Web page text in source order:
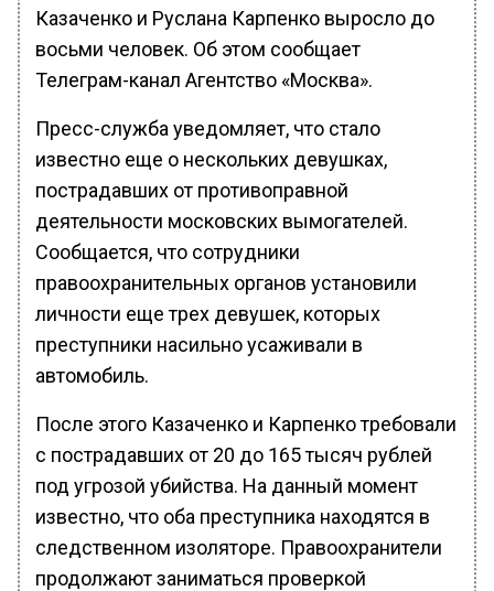
Казаченко и Руслана Карпенко выросло до
восьми человек. Об этом сообщает
Телеграм-канал Агентство «Москва».
Пресс-служба уведомляет, что стало
известно еще о нескольких девушках,
пострадавших от противоправной
деятельности московских вымогателей.
Сообщается, что сотрудники
правоохранительных органов установили
личности еще трех девушек, которых
преступники насильно усаживали в
автомобиль.
После этого Казаченко и Карпенко требовали
с пострадавших от 20 до 165 тысяч рублей
под угрозой убийства. На данный момент
известно, что оба преступника находятся в
следственном изоляторе. Правоохранители
продолжают заниматься проверкой